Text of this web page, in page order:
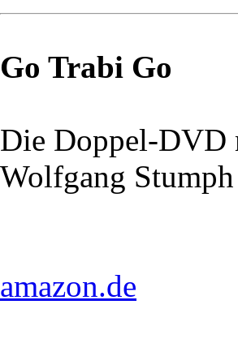
Go Trabi Go
Die Doppel-DVD
Wolfgang Stumph
amazon.de